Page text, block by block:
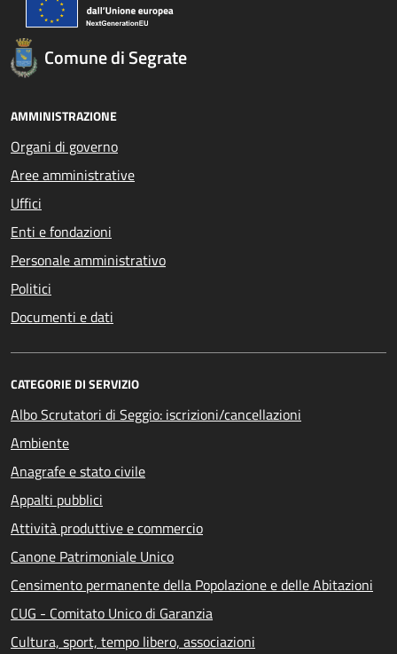
Comune di Segrate
AMMINISTRAZIONE
Organi di governo
Aree amministrative
Uffici
Enti e fondazioni
Personale amministrativo
Politici
Documenti e dati
CATEGORIE DI SERVIZIO
Albo Scrutatori di Seggio: iscrizioni/cancellazioni
Ambiente
Anagrafe e stato civile
Appalti pubblici
Attività produttive e commercio
Canone Patrimoniale Unico
Censimento permanente della Popolazione e delle Abitazioni
CUG - Comitato Unico di Garanzia
Cultura, sport, tempo libero, associazioni